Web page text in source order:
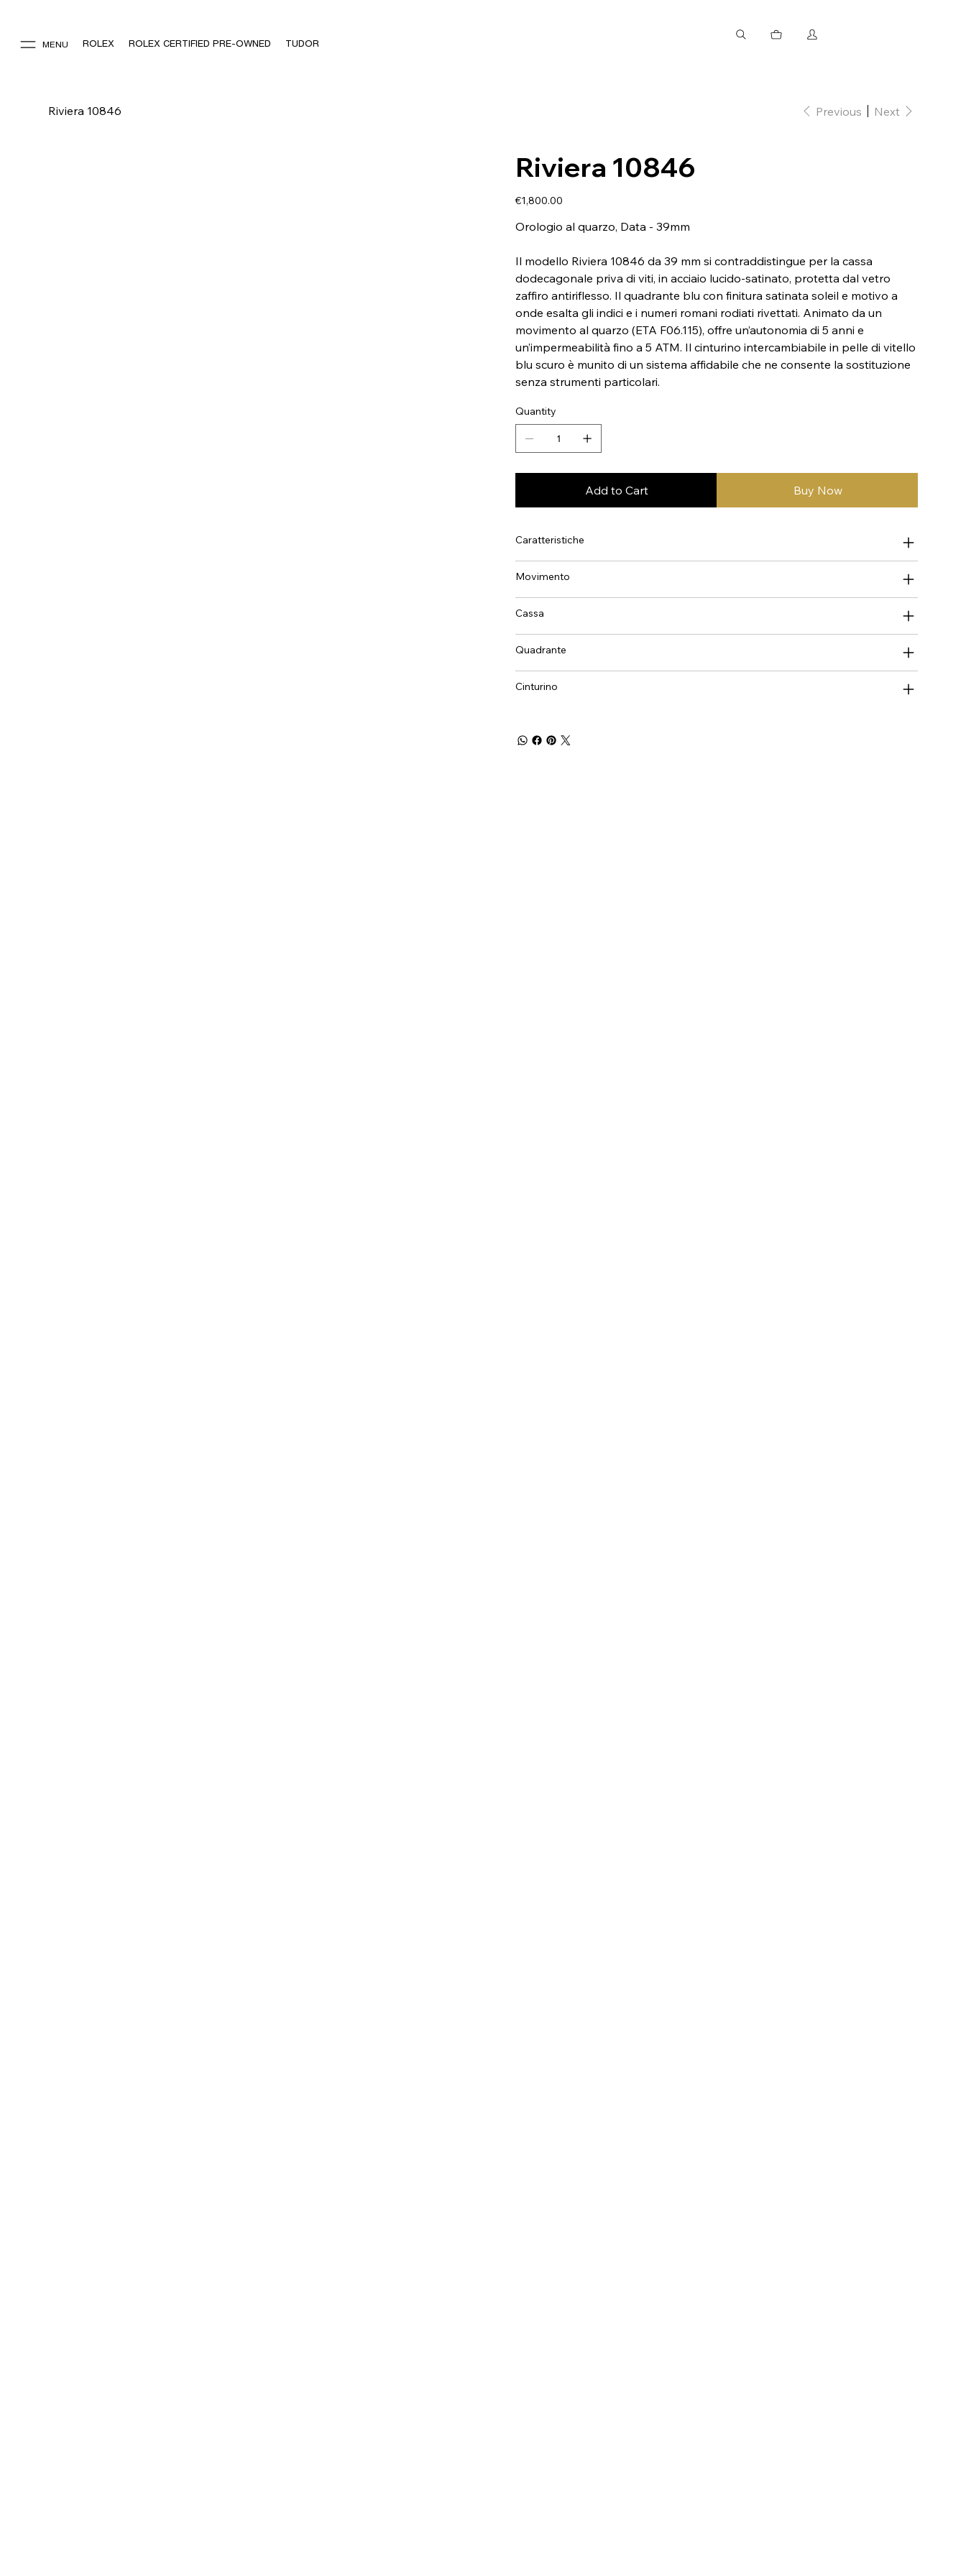
MENU ROLEX ROLEX CERTIFIED PRE-OWNED TUDOR
Riviera 10846 Previous Next
Riviera 10846
Price
€1,800.00
Orologio al quarzo, Data - 39mm
Il modello Riviera 10846 da 39 mm si contraddistingue per la cassa
dodecagonale priva di viti, in acciaio lucido-satinato, protetta dal vetro
zaffiro antiriflesso. Il quadrante blu con finitura satinata soleil e motivo a
onde esalta gli indici e i numeri romani rodiati rivettati. Animato da un
movimento al quarzo (ETA F06.115), offre un’autonomia di 5 anni e
un’impermeabilità fino a 5 ATM. Il cinturino intercambiabile in pelle di vitello
blu scuro è munito di un sistema affidabile che ne consente la sostituzione
senza strumenti particolari.
Quantity
Add to Cart Buy Now
Caratteristiche
Movimento
Cassa
Quadrante
Cinturino